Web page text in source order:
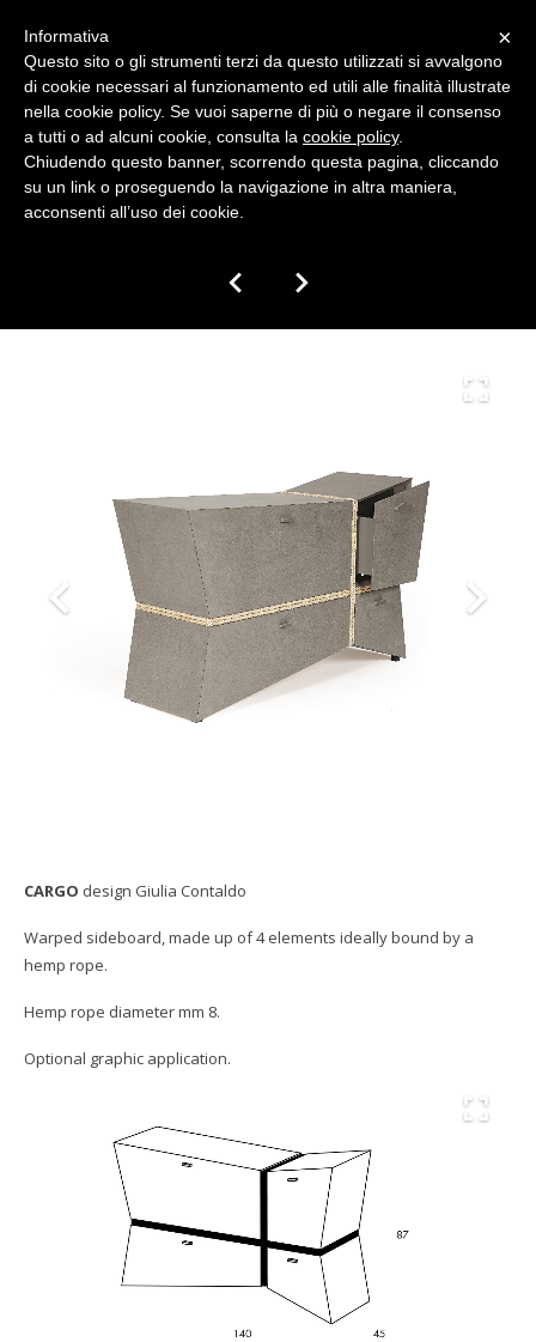
English
ABOUT US
2019 Arkof Collection
2015/2016 Arkof Collection
2012 Arkof Collection
Download Catalogs
Arkof Materials
ANTIBACTERIAL SMARTDESK 20/21
OBJECTS ON PROJECT
Collaborazioni/Referenze
CARGO design Giulia Contaldo
Warped sideboard, made up of 4 elements ideally bound by a
hemp rope.
Hemp rope diameter mm 8.
Optional graphic application.
×
Informativa
Questo sito o gli strumenti terzi da questo utilizzati si avvalgono
di cookie necessari al funzionamento ed utili alle finalità illustrate
nella cookie policy. Se vuoi saperne di più o negare il consenso
a tutti o ad alcuni cookie, consulta la cookie policy.
Chiudendo questo banner, scorrendo questa pagina, cliccando
su un link o proseguendo la navigazione in altra maniera,
acconsenti all’uso dei cookie.